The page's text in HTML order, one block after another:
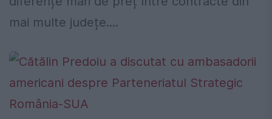
mai multe județe....